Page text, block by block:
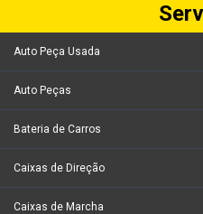
Auto Peça Usada
Auto Peças
Bateria de Carros
Caixas de Direção
Caixas de Marcha